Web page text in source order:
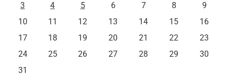
3
4 5 6 7 8
9
10
11 12 13 14 15
16
17
18 19 20 21 22
23
24
25 26 27 28 29
30
31